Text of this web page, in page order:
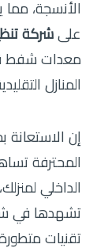
الأنسجة، مما
على شركة
معدات شفط
المنازل
إن الاستعانة
المحترفة
الداخلي
تشهدها في
تقنيات